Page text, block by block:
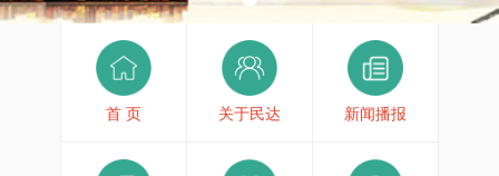
首 页 关于民达 新闻播报